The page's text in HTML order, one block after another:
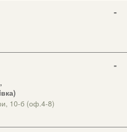
10-б (оф.4-8)